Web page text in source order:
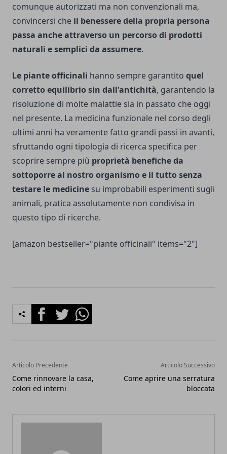
comunque autorizzati ma non convenzionali ma,
convincersi che il benessere della propria persona
passa anche attraverso un percorso di prodotti
naturali e semplici da assumere.
Le piante officinali hanno sempre garantito quel
corretto equilibrio sin dall'antichità, garantendo la
risoluzione di molte malattie sia in passato che oggi
nel presente. La medicina funzionale nel corso degli
ultimi anni ha veramente fatto grandi passi in avanti,
sfruttando ogni tipologia di ricerca specifica per
scoprire sempre più proprietà benefiche da
sottoporre al nostro organismo e il tutto senza
testare le medicine su improbabili esperimenti sugli
animali, pratica assolutamente non condivisa in
questo tipo di ricerche.
[amazon bestseller="piante officinali" items="2"]
FacebookTwitterWhatsapp
Articolo Precedente
Come rinnovare la casa,
colori ed interni
Articolo Successivo
Come aprire una serratura
bloccata